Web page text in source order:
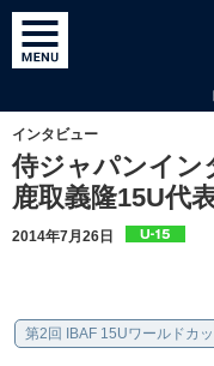
インタビュー
侍ジャパンイン
鹿取義隆15U代
2014年7月26日
第2回 IBAF 15Uワールドカ